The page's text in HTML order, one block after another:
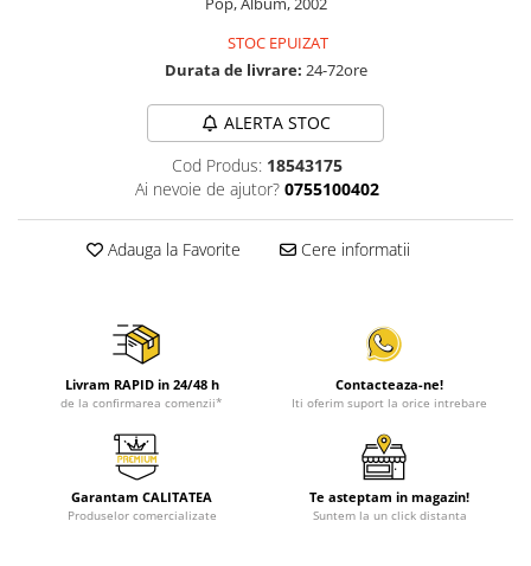
STOC EPUIZAT
Durata de livrare: 24-72ore
ALERTA STOC
Cod Produs: 18543175
Ai nevoie de ajutor? 0755100402
Adauga la Favorite Cere informatii
Livram RAPID in 24/48 h
de la confirmarea comenzii*
Contacteaza-ne!
Iti oferim suport la orice intrebare
Garantam CALITATEA
Produselor comercializate
Te asteptam in magazin!
Suntem la un click distanta